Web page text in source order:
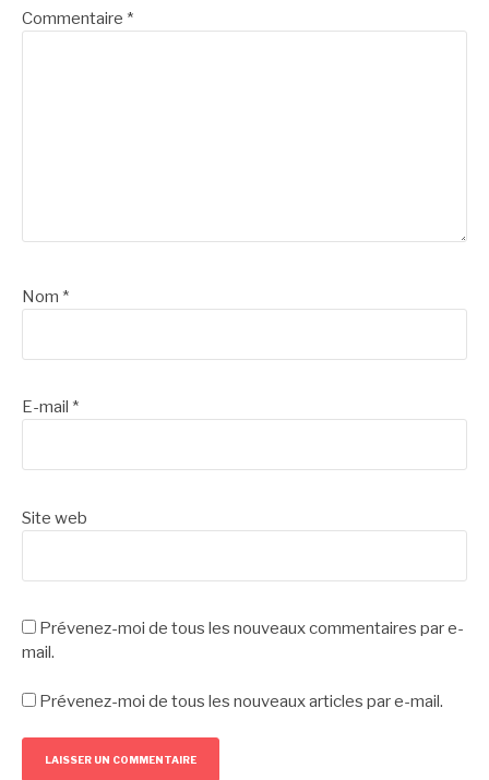
Commentaire *
Nom *
E-mail *
Site web
Prévenez-moi de tous les nouveaux commentaires par e-
mail.
Prévenez-moi de tous les nouveaux articles par e-mail.